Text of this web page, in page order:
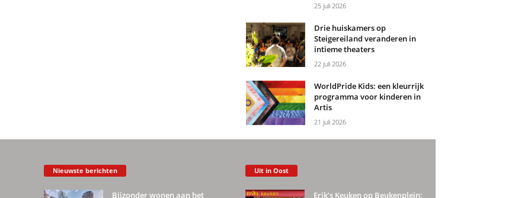
25 juli 2026
Drie huiskamers op
Steigereiland veranderen in
intieme theaters
22 juli 2026
WorldPride Kids: een kleurrijk
programma voor kinderen in
Artis
21 juli 2026
Nieuwste berichten
Bijzonder wonen aan het
Uit in Oost
Erik’s Keuken op Beukenplein: